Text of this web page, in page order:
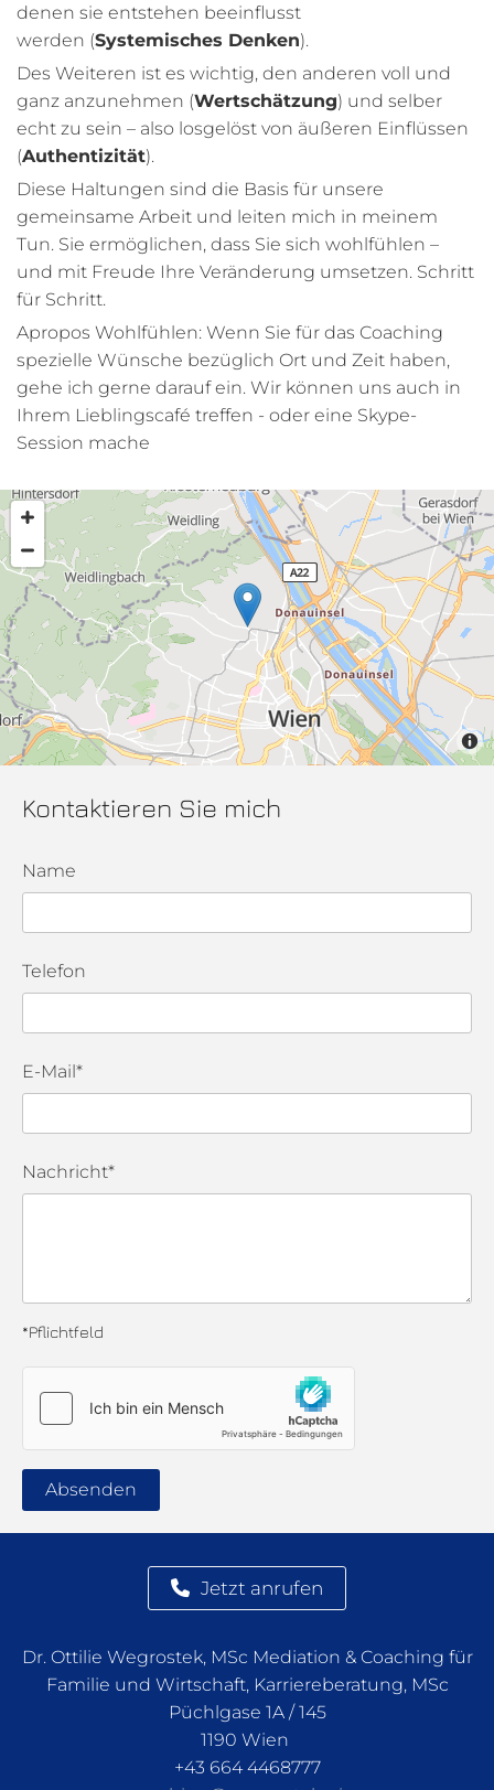
denen sie entstehen beeinflusst
werden (Systemisches Denken).
Des Weiteren ist es wichtig, den anderen voll und
ganz anzunehmen (Wertschätzung) und selber
echt zu sein – also losgelöst von äußeren Einflüssen
(Authentizität).
Diese Haltungen sind die Basis für unsere
gemeinsame Arbeit und leiten mich in meinem
Tun. Sie ermöglichen, dass Sie sich wohlfühlen –
und mit Freude Ihre Veränderung umsetzen. Schritt
für Schritt.
Apropos Wohlfühlen: Wenn Sie für das Coaching
spezielle Wünsche bezüglich Ort und Zeit haben,
gehe ich gerne darauf ein. Wir können uns auch in
Ihrem Lieblingscafé treffen - oder eine Skype-
Session mache
Kontaktieren Sie mich
Name
Telefon
E-Mail*
Nachricht*
*Pflichtfeld
Jetzt anrufen
Dr. Ottilie Wegrostek, MSc Mediation & Coaching für
Familie und Wirtschaft, Karriereberatung, MSc
Püchlgase 1A / 145
1190 Wien
+43 664 4468777